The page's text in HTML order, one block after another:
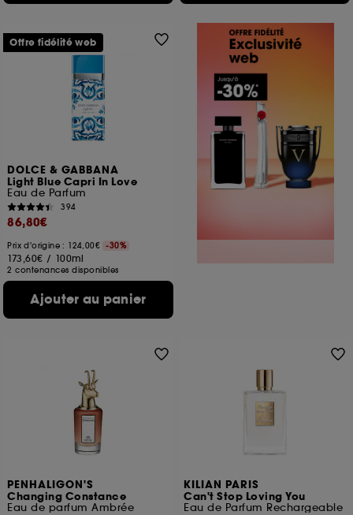
DOLCE & GABBANA
Light Blue Capri In Love
Eau de Parfum
394
86,80€
Prix d'origine : 124,00€ -30%
173,60€ / 100ml
2 contenances disponibles
Ajouter au panier
Offre fidélité web
PENHALIGON'S
Changing Constance
Eau de parfum Ambrée
KILIAN PARIS
Can't Stop Loving You
Eau de Parfum Rechargeable